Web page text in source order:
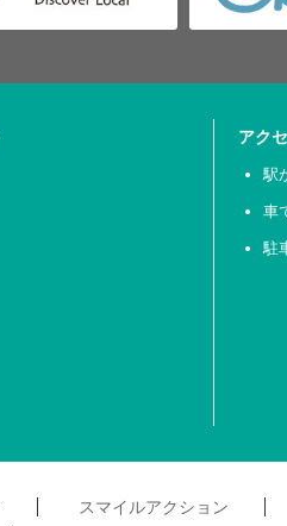
アク
駅
車
駐
スマイルアクション